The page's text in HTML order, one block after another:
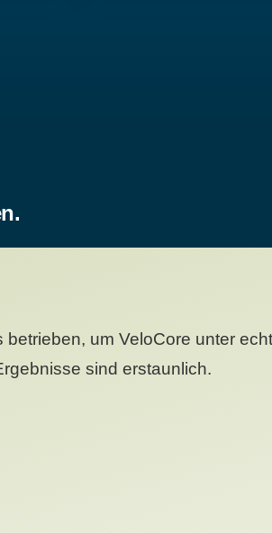
um VeloCore unter
sind erstaunlich.